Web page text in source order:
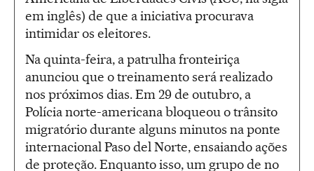
em inglês) de que a iniciativa procurava
intimidar os eleitores.
Na quinta-feira, a patrulha fronteiriça
anunciou que o treinamento será realizado
nos próximos dias. Em 29 de outubro, a
Polícia norte-americana bloqueou o trânsito
migratório durante alguns minutos na ponte
internacional Paso del Norte, ensaiando ações
de proteção. Enquanto isso, um grupo de no